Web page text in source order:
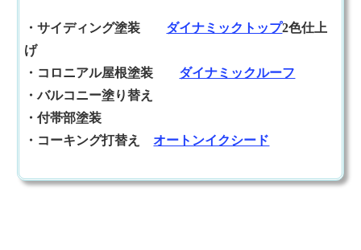
・サイディング塗装 ダイナミックトップ2色仕上
げ
・コロニアル屋根塗装 ダイナミックルーフ
・バルコニー塗り替え
・付帯部塗装
・コーキング打替え オートンイクシード